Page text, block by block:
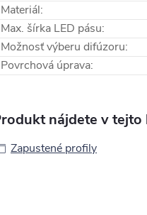
Materiál:
Max. šírka LED pásu:
Možnosť výberu difúzoru:
Povrchová úprava:
nájdete v tejto
Zapustené profily